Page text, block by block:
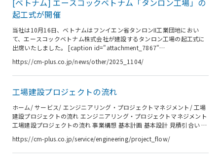
ススタディによる様々なご提案をお客様に提供でき、お客様はその提案
の中からベストなプランが選定できます。また、基本設計まで行うこと
で、...
[ベトナム] エースコックベトナム「タンロン工場」の
起工式が開催
当社は10月16日、ベトナムはフンイエン省タンロンII工業団地におい
て、エースコックベトナム株式会社が建設するタンロン工場の起工式に
出席いたしました。 [caption id="attachment_7867"
ループCOO 藤岡徹夫） 写真：エースコック[/caption] ベトナムでの
即席麺製造・販売開始から2025年に30周年を迎えたエースコック社
オハオ)」を牽引してきました。 14番目のベトナム国内工場となるタン
https://cm-plus.co.jp/news/other/2025_1104/
工場建設プロジェクトの流れ
ホーム/ サービス/ エンジニアリング・プロジェクトマネジメント/ 工場
建設プロジェクトの流れ エンジニアリング・プロジェクトマネジメント
工場建設プロジェクトの流れ 事業構想 基本計画 基本設計 見積引合い 詳
業構想段階では、市場調査や事業目的の設定、技術面の検討、資金計
画、法的・規制面の確認など、様々な要素を考慮して、工場建設プロジ
https://cm-plus.co.jp/service/engineering/project_flow/